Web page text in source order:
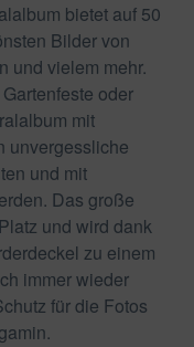
bietet auf 50
Bilder von
und vielem mehr.
oder
mit
unvergessliche
und mit
Das große
und wird dank
zu einem
immer wieder
für die Fotos